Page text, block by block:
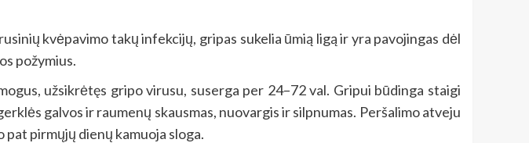
kvėpavimo takų infekcijų, gripas sukelia ūmią ligą ir yra pavojingas dėl
požymius.
užsikrėtęs gripo virusu, suserga per 24–72 val. Gripui būdinga staigi
galvos ir raumenų skausmas, nuovargis ir silpnumas. Peršalimo atveju
pirmųjų dienų kamuoja sloga.